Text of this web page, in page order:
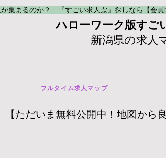
集まるのか？ 『すごい求人票』探しなら 【会
ハローワーク版すご
新潟県の求人
フルタイム求人マップ
【ただいま無料公開中！地図から